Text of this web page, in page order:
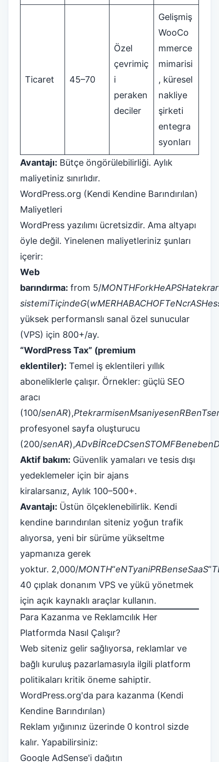
Ticaret 45–70
Özel
çevrimiç
i
peraken
deciler
Gelişmiş
WooCo
mmerce
mimarisi
, küresel
nakliye
şirketi
entegra
syonları
Avantajı: Bütçe öngörülebilirliği. Aylık
maliyetiniz sınırlıdır.
WordPress.org (Kendi Kendine Barındırılan)
Maliyetleri
WordPress yazılımı ücretsizdir. Ama altyapı
öyle değil. Yinelenen maliyetleriniz şunları
içerir:
Web
barındırma: from 5/MONTHForkHeAPSHatekrar
sistemiTiçindeG(wMERHABACHOFTeNcrASHes
yüksek performanslı sanal özel sunucular
(VPS) için 800+/ay.
“WordPress Tax” (premium
eklentiler): Temel iş eklentileri yıllık
aboneliklerle çalışır. Örnekler: güçlü SEO
aracı
(100/senAR),PtekrarmisenMsaniyesenRBenT
profesyonel sayfa oluşturucu
(200/senAR),ADvBİRceDCsenSTOMFBeneben
Aktif bakım: Güvenlik yamaları ve tesis dışı
yedeklemeler için bir ajans
kiralarsanız, Aylık 100–500+.
Avantajı: Üstün ölçeklenebilirlik. Kendi
kendine barındırılan siteniz yoğun trafik
alıyorsa, yeni bir sürüme yükseltme
yapmanıza gerek
yoktur. 2,000/MONTH“eNTyaniPRBenseSaaS”T
40 çıplak donanım VPS ve yükü yönetmek
için açık kaynaklı araçlar kullanın.
Para Kazanma ve Reklamcılık Her
Platformda Nasıl Çalışır?
Web siteniz gelir sağlıyorsa, reklamlar ve
bağlı kuruluş pazarlamasıyla ilgili platform
politikaları kritik öneme sahiptir.
WordPress.org'da para kazanma (Kendi
Kendine Barındırılan)
Reklam yığınınız üzerinde 0 kontrol sizde
kalır. Yapabilirsiniz:
Google AdSense'i dağıtın